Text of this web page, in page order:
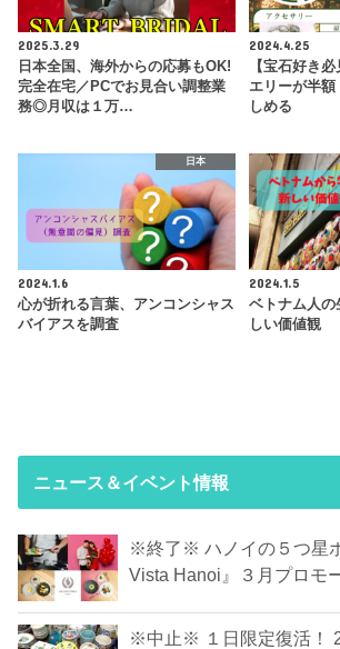
2025.3.29
日本全国、海外からの応募もOK!
完全在宅／PCでお見合い調整業
務◎月収は１万…
2024.4.25
【宝石好き
エリーが半
しめる
日本
2024.1.6
心が折れる言葉、アンコンシャス
バイアスを調査
2024.1.5
ベトナム人の
しい価値観
ニュース＆イベント情報
※終了※ ハノイの５つ星
Vista Hanoi』３月プロモ
※中止※ １日限定復活！